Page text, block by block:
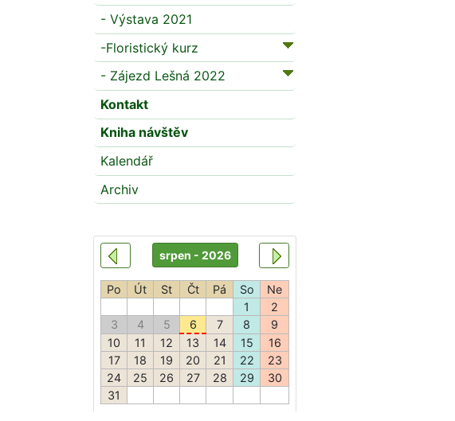
- Výstava 2021
-Floristický kurz
- Zájezd Lešná 2022
Kontakt
Kniha návštěv
Kalendář
Archiv